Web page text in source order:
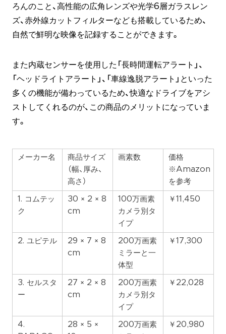
ろんのこと、高性能の広角レンズや光学6層ガラスレン
ズ、赤外線カットフィルターなども搭載しているため、
自然で鮮明な映像を記録することができます。
また内蔵センサーを使用した「長時間運転アラート」、
「ヘッドライトアラート」、「車線逸脱アラート」といった
多くの機能が備わっているため、快適なドライブをアシ
ストしてくれるのが、この商品のメリットになっていま
す。
メーカー名
商品サイズ
（幅、厚み、
高さ）
画素数
価格
※Amazon
を参考
1. コムテッ
ク
30 × 2 × 8
cm
100万画素
カメラ別タ
イプ
￥11,450
2. ユピテル
29 × 7 × 8
cm
200万画素
ミラーと一
体型
￥17,300
3. セルスタ
ー
27 × 2 × 8
cm
200万画素
カメラ別タ
イプ
￥22,028
4.
28 × 5 ×
200万画素
￥20,980